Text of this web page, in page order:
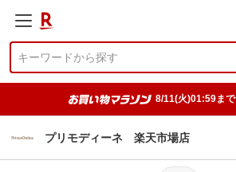
8/11(火)01:59まで
プリモディーネ 楽天市場店